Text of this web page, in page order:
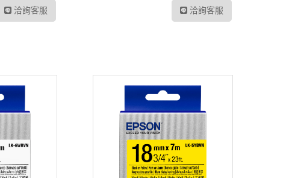
洽詢客服 洽詢客服